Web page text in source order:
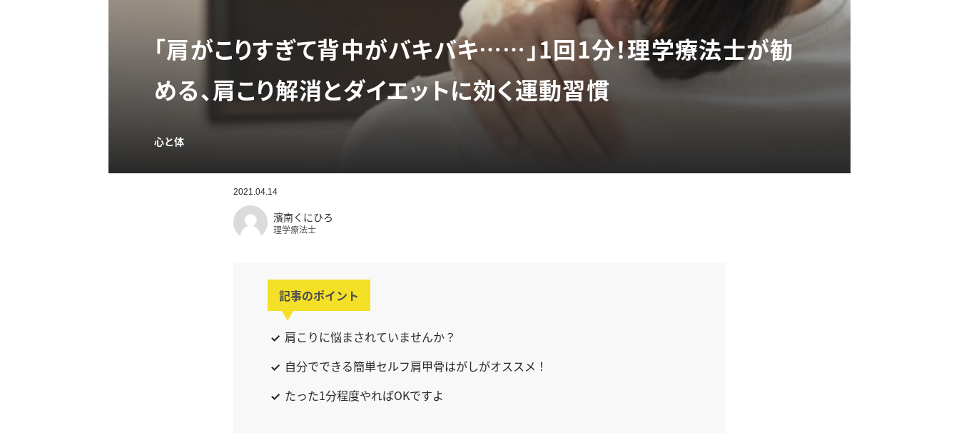
「肩がこりすぎて背中がバキバキ……」1回1分！理学療法士が勧
める、肩こり解消とダイエットに効く運動習慣
心と体
2021.04.14
濱南くにひろ
理学療法士
記事のポイント
肩こりに悩まされていませんか？
自分でできる簡単セルフ肩甲骨はがしがオススメ！
たった1分程度やればOKですよ